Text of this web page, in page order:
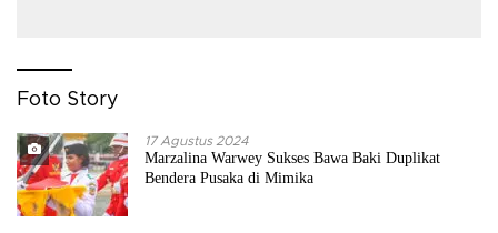
Foto Story
17 Agustus 2024
Marzalina Warwey Sukses Bawa Baki Duplikat
Bendera Pusaka di Mimika